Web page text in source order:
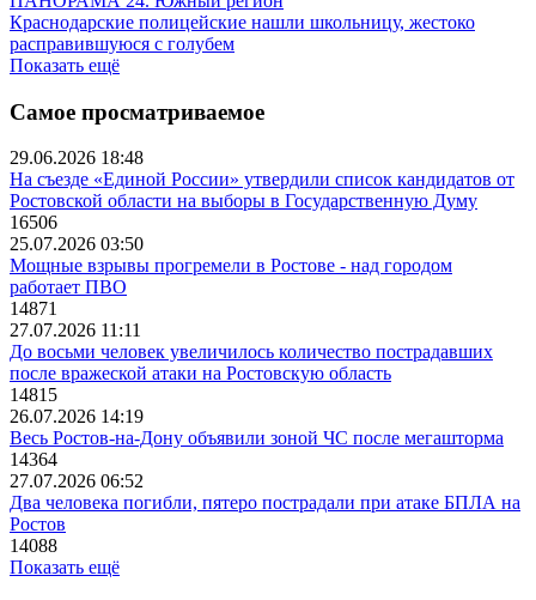
Краснодарские полицейские нашли школьницу, жестоко
расправившуюся с голубем
Показать ещё
Самое просматриваемое
29.06.2026 18:48
На съезде «Единой России» утвердили список кандидатов от
Ростовской области на выборы в Государственную Думу
16506
25.07.2026 03:50
Мощные взрывы прогремели в Ростове - над городом
работает ПВО
14871
27.07.2026 11:11
До восьми человек увеличилось количество пострадавших
после вражеской атаки на Ростовскую область
14815
26.07.2026 14:19
Весь Ростов-на-Дону объявили зоной ЧС после мегашторма
14364
27.07.2026 06:52
Два человека погибли, пятеро пострадали при атаке БПЛА на
Ростов
14088
Показать ещё